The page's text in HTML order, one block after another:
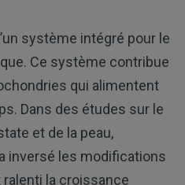
système intégré pour le
Ce système contribue
qui alimentent
Dans des études sur le
et de la peau,
inversé les modifications
la croissance